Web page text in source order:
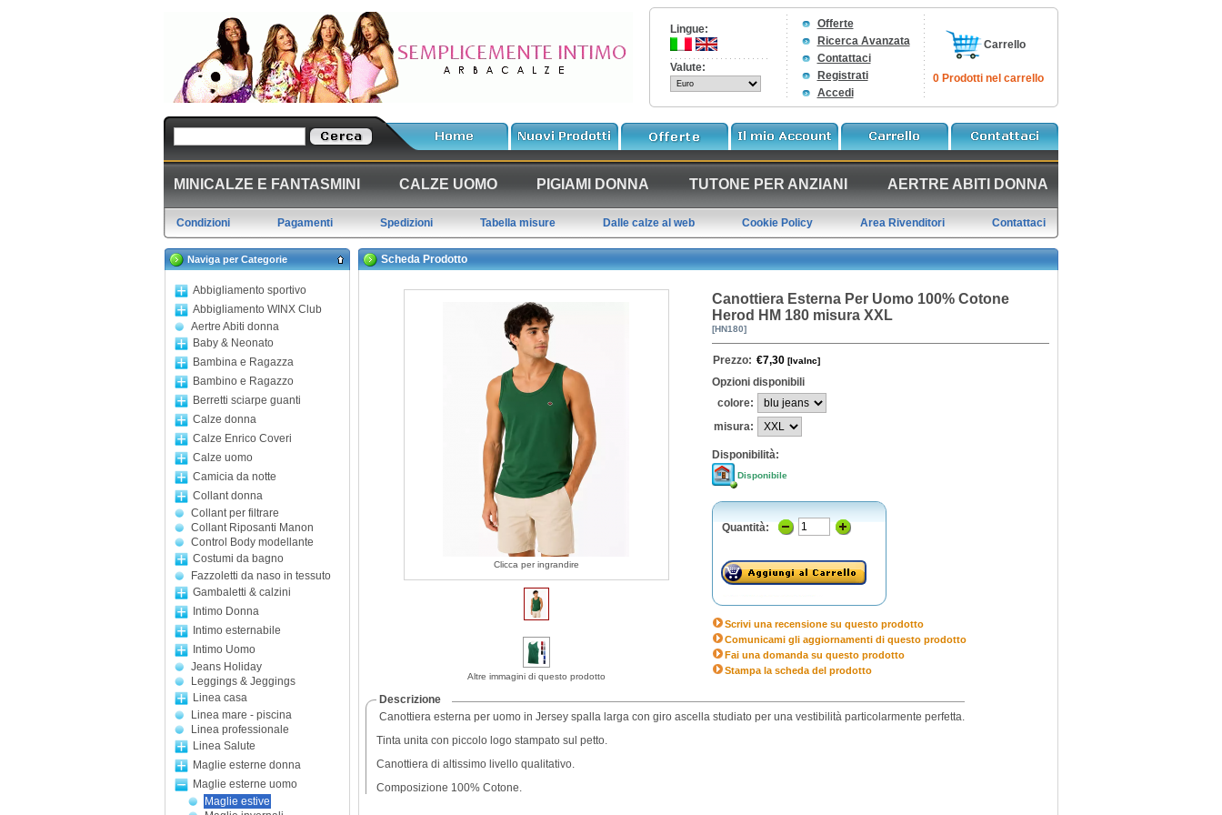
Lingue:
Valute:
Offerte
Ricerca Avanzata
Contattaci
Registrati
Accedi
Carrello
0 Prodotti nel carrello
MINICALZE E FANTASMINI CALZE UOMO PIGIAMI DONNA TUTONE PER ANZIANI AERTRE ABITI DONNA
Condizioni Pagamenti Spedizioni Tabella misure Dalle calze al web Cookie Policy Area Rivenditori Contattaci
Naviga per Categorie
Abbigliamento sportivo
Abbigliamento WINX Club
Aertre Abiti donna
Baby & Neonato
Bambina e Ragazza
Bambino e Ragazzo
Berretti sciarpe guanti
Calze donna
Calze Enrico Coveri
Calze uomo
Camicia da notte
Collant donna
Collant per filtrare
Collant Riposanti Manon
Control Body modellante
Costumi da bagno
Fazzoletti da naso in tessuto
Gambaletti & calzini
Intimo Donna
Intimo esternabile
Intimo Uomo
Jeans Holiday
Leggings & Jeggings
Linea casa
Linea mare - piscina
Linea professionale
Linea Salute
Maglie esterne donna
Maglie esterne uomo
Maglie estive
Scheda Prodotto
Clicca per ingrandire
Altre immagini di questo prodotto
Canottiera Esterna Per Uomo 100% Cotone
Herod HM 180 misura XXL
[HN180]
Prezzo: €7,30 [IvaInc]
Opzioni disponibili
colore:
misura:
Disponibilità:
Disponibile
Quantità:
Scrivi una recensione su questo prodotto
Comunicami gli aggiornamenti di questo prodotto
Fai una domanda su questo prodotto
Stampa la scheda del prodotto
Descrizione
Canottiera esterna per uomo in Jersey spalla larga con giro ascella studiato per una vestibilità particolarmente perfetta.
Tinta unita con piccolo logo stampato sul petto.
Canottiera di altissimo livello qualitativo.
Composizione 100% Cotone.